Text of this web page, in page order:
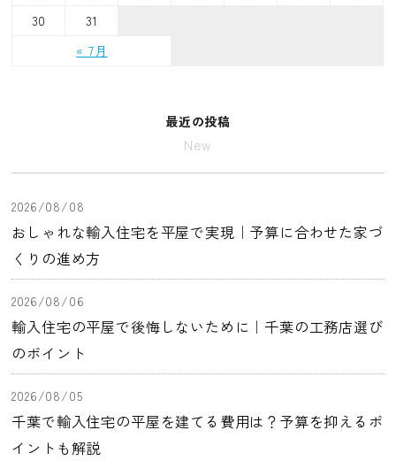
« 7月
30
31
最近の投稿
New
2026/08/08
おしゃれな輸入住宅を平屋で実現｜予算に合わせた家づ
くりの進め方
2026/08/06
輸入住宅の平屋で後悔しないために｜千葉の工務店選び
のポイント
2026/08/05
千葉で輸入住宅の平屋を建てる費用は？予算を抑えるポ
イントも解説